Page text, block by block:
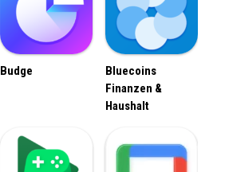
Budge
Bluecoins
Finanzen &
Haushalt